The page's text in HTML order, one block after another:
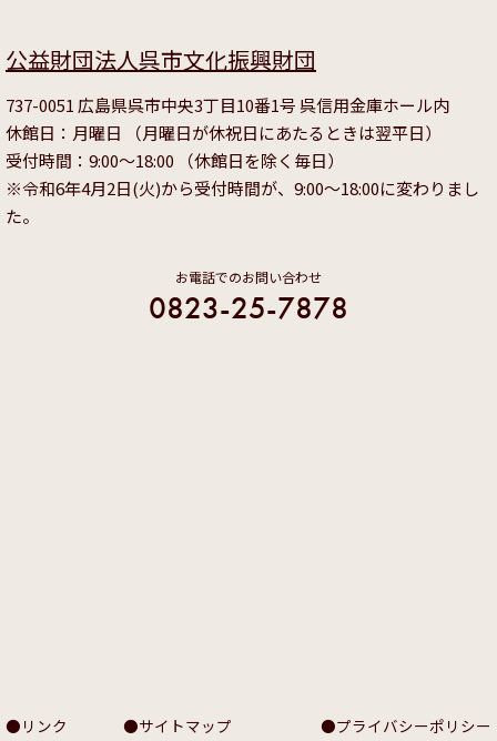
公益財団法人呉市文化振興財団
737-0051 広島県呉市中央3丁目10番1号 呉信用金庫ホール内
休館日：月曜日 （月曜日が休祝日にあたるときは翌平日）
受付時間：9:00～18:00 （休館日を除く毎日）
※令和6年4月2日(火)から受付時間が、9:00～18:00に変わりまし
た。
お電話でのお問い合わせ
0823-25-7878
リンク サイトマップ プライバシーポリシー